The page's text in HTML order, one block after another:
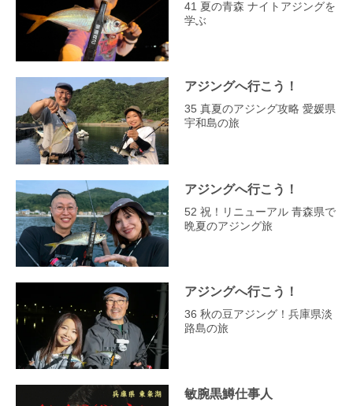
41 夏の青森 ナイトアジングを
学ぶ
アジングへ行こう！
35 真夏のアジング攻略 愛媛県
宇和島の旅
アジングへ行こう！
52 祝！リニューアル 青森県で
晩夏のアジング旅
アジングへ行こう！
36 秋の豆アジング！兵庫県淡
路島の旅
敏腕黒鱒仕事人